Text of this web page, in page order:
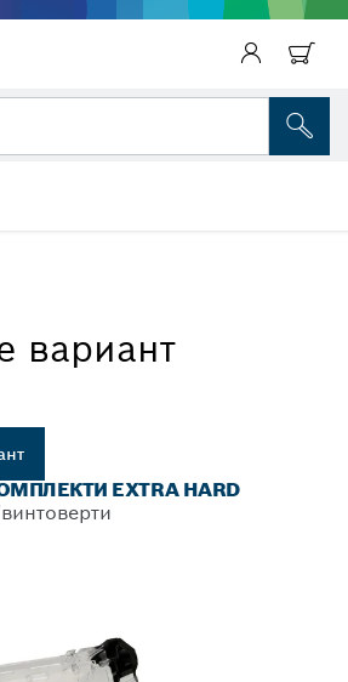
вариант
EXTRA HARD
Extra Hard